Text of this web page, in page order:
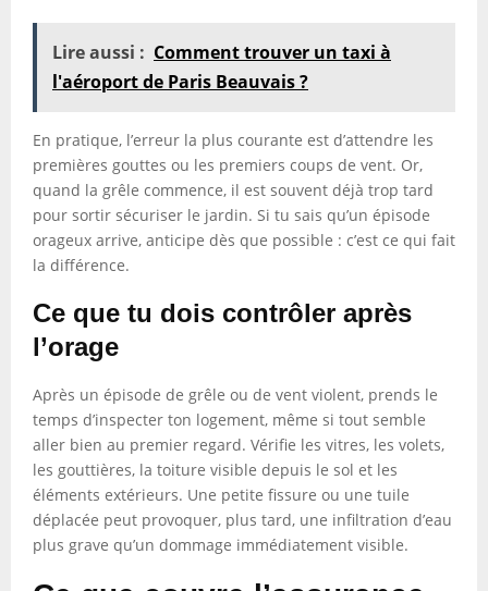
Lire aussi : Comment trouver un taxi à
l'aéroport de Paris Beauvais ?
En pratique, l’erreur la plus courante est d’attendre les
premières gouttes ou les premiers coups de vent. Or,
quand la grêle commence, il est souvent déjà trop tard
pour sortir sécuriser le jardin. Si tu sais qu’un épisode
orageux arrive, anticipe dès que possible : c’est ce qui fait
la différence.
Ce que tu dois contrôler après
l’orage
Après un épisode de grêle ou de vent violent, prends le
temps d’inspecter ton logement, même si tout semble
aller bien au premier regard. Vérifie les vitres, les volets,
les gouttières, la toiture visible depuis le sol et les
éléments extérieurs. Une petite fissure ou une tuile
déplacée peut provoquer, plus tard, une infiltration d’eau
plus grave qu’un dommage immédiatement visible.